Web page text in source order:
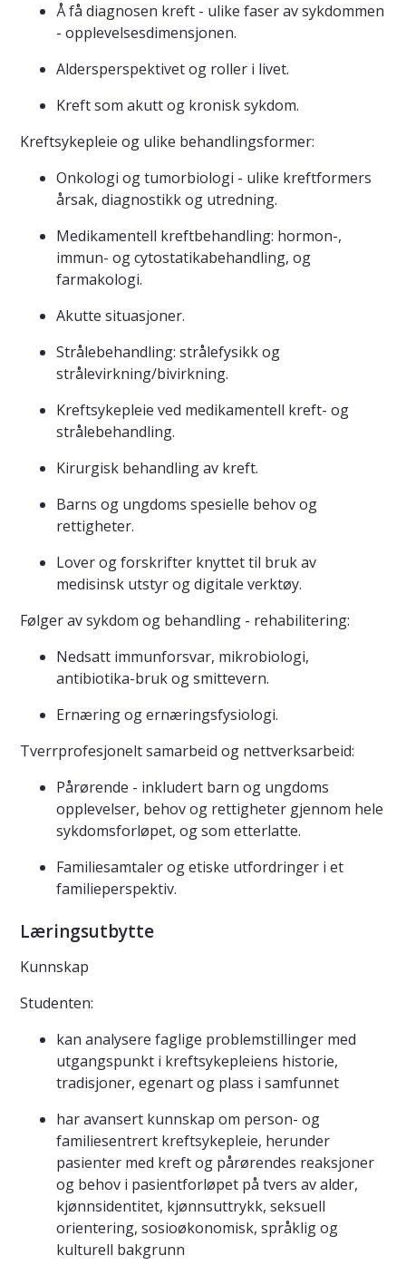
Å få diagnosen kreft - ulike faser av sykdommen
- opplevelsesdimensjonen.
Aldersperspektivet og roller i livet.
Kreft som akutt og kronisk sykdom.
Kreftsykepleie og ulike behandlingsformer:
Onkologi og tumorbiologi - ulike kreftformers
årsak, diagnostikk og utredning.
Medikamentell kreftbehandling: hormon-,
immun- og cytostatikabehandling, og
farmakologi.
Akutte situasjoner.
Strålebehandling: strålefysikk og
strålevirkning/bivirkning.
Kreftsykepleie ved medikamentell kreft- og
strålebehandling.
Kirurgisk behandling av kreft.
Barns og ungdoms spesielle behov og
rettigheter.
Lover og forskrifter knyttet til bruk av
medisinsk utstyr og digitale verktøy.
Følger av sykdom og behandling - rehabilitering:
Nedsatt immunforsvar, mikrobiologi,
antibiotika-bruk og smittevern.
Ernæring og ernæringsfysiologi.
Tverrprofesjonelt samarbeid og nettverksarbeid:
Pårørende - inkludert barn og ungdoms
opplevelser, behov og rettigheter gjennom hele
sykdomsforløpet, og som etterlatte.
Familiesamtaler og etiske utfordringer i et
familieperspektiv.
Læringsutbytte
Kunnskap
Studenten:
kan analysere faglige problemstillinger med
utgangspunkt i kreftsykepleiens historie,
tradisjoner, egenart og plass i samfunnet
har avansert kunnskap om person- og
familiesentrert kreftsykepleie, herunder
pasienter med kreft og pårørendes reaksjoner
og behov i pasientforløpet på tvers av alder,
kjønnsidentitet, kjønnsuttrykk, seksuell
orientering, sosioøkonomisk, språklig og
kulturell bakgrunn